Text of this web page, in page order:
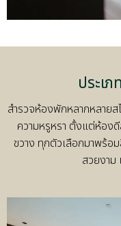
ประเ
สำรวจห้องพักหลากหลาย
ความหรูหรา ตั้งแต่ห้อง
ขวาง ทุกตัวเลือกมาพร้อ
สวยงาม